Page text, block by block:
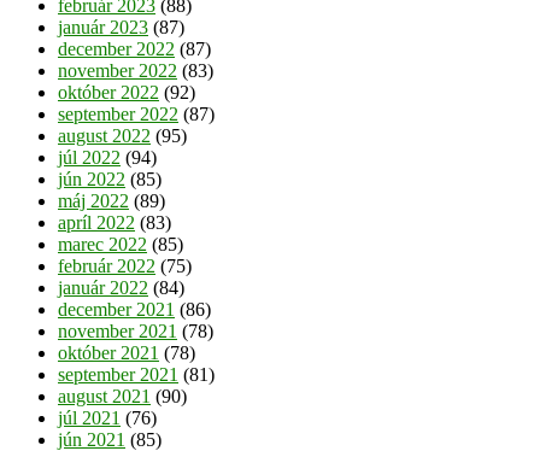
február 2023 (88)
január 2023 (87)
december 2022 (87)
november 2022 (83)
október 2022 (92)
september 2022 (87)
august 2022 (95)
júl 2022 (94)
jún 2022 (85)
máj 2022 (89)
apríl 2022 (83)
marec 2022 (85)
február 2022 (75)
január 2022 (84)
december 2021 (86)
november 2021 (78)
október 2021 (78)
september 2021 (81)
august 2021 (90)
júl 2021 (76)
jún 2021 (85)